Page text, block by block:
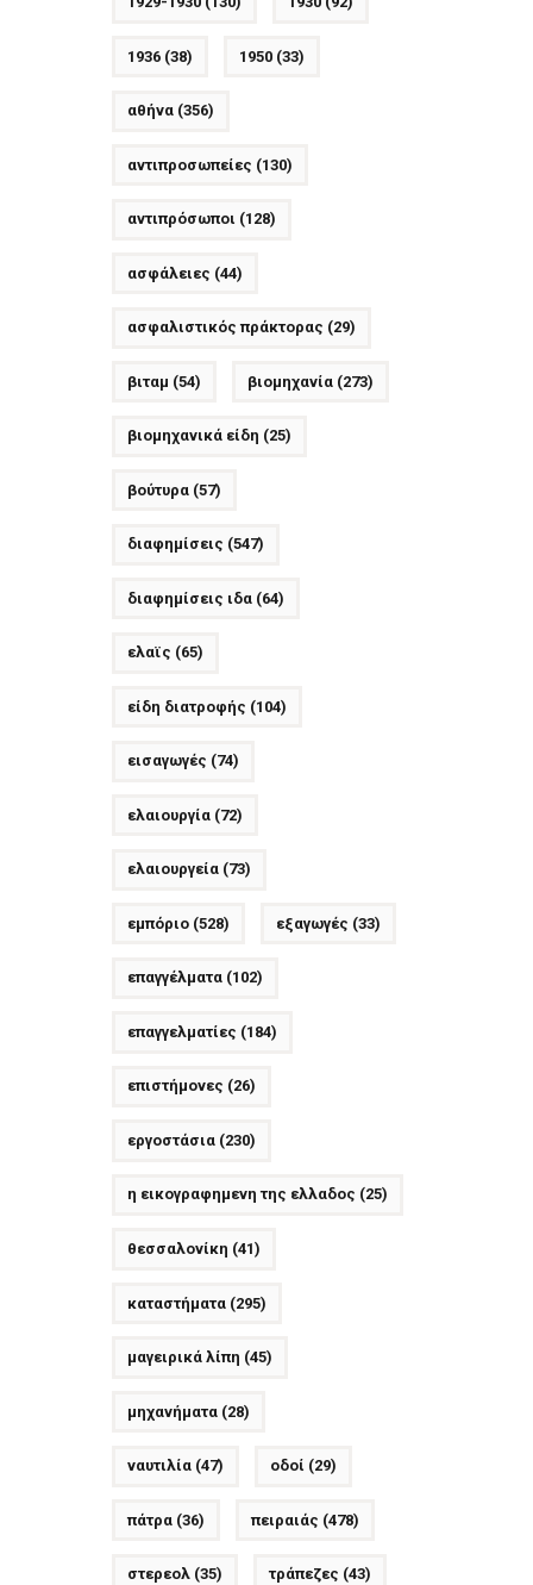
1936(38) 1950(33)
αθήνα(356)
αντιπροσωπείες (130)
αντιπρόσωποι (128)
ασφάλειες (44)
ασφαλιστικός πράκτορας (29)
βιταμ (54) βιομηχανία(273)
βιομηχανικά είδη (25)
βούτυρα(57)
διαφημίσεις (547)
διαφημίσεις ιδα(64)
ελαϊς (65)
είδη διατροφής (104)
εισαγωγές (74)
ελαιουργία(72)
ελαιουργεία(73)
εμπόριο(528) εξαγωγές (33)
επαγγέλματα(102)
επαγγελματίες (184)
επιστήμονες (26)
εργοστάσια(230)
η εικογραφημενη της ελλαδος (25)
θεσσαλονίκη (41)
καταστήματα(295)
μαγειρικά λίπη (45)
μηχανήματα(28)
ναυτιλία(47) οδοί (29)
πάτρα(36) πειραιάς (478)
στερεολ(35) τράπεζες (43)